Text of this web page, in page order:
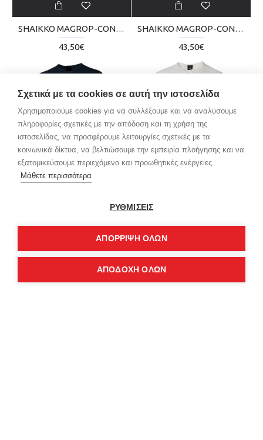
SHAIKKO MAGROP-CON T-SHIRT SKU223TT05-2020
43,50€
SHAIKKO MAGROP-CON T-SHIRT SKU223TT05-2222
43,50€
SHAIKKO MAGROP-CON T-SHIRT SKU223TT05-3333
FILTER PRODUCTS
Σχετικά με τα cookies σε αυτή την ιστοσελίδα
Χρησιμοποιούμε cookies για να συλλέξουμε και να αναλύσουμε
πληροφορίες σχετικές με την απόδοση και τη χρήση της
ιστοσελίδας, να προσφέρουμε λειτουργίες σχετικές με τα
κοινωνικά δίκτυα, να βελτιώσουμε την εμπειρία πλοήγησης και να
εξατομικεύσουμε περιεχόμενο και προωθητικές ενέργειες.
Μάθετε περισσότερα
ΡΥΘΜΙΣΕΙΣ
ΑΠΌΡΡΙΨΗ ΌΛΩΝ
ΑΠΟΔΟΧΗ ΟΛΩΝ